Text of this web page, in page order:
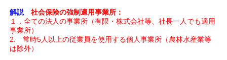
解説社会保険の強制適用事業所：
１．全ての法人の事業所（有限・株式会社等、社長一人でも適用
事業所）
2. 常時5人以上の従業員を使用する個人事業所（農林水産業等
は除外）